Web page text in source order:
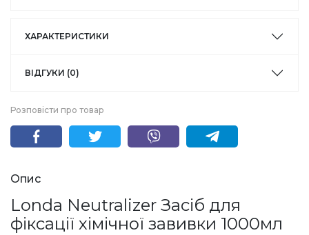
ХАРАКТЕРИСТИКИ
ВІДГУКИ (0)
Розповісти про товар
Опис
Londa Neutralizer Засіб для
фіксації хімічної завивки 1000мл